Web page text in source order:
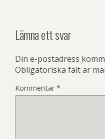
Lämna ett svar
Din e-postadress
Obligatoriska fält är
Kommentar*